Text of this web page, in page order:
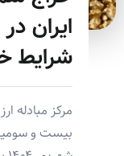
شرایط
مرکز مبادله